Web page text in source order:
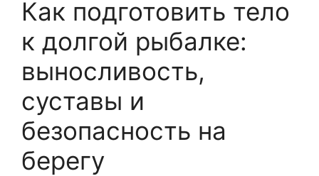
Как подготовить тело
к долгой рыбалке:
выносливость,
суставы и
безопасность на
берегу